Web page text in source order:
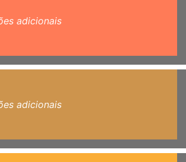
adicionais
adicionais